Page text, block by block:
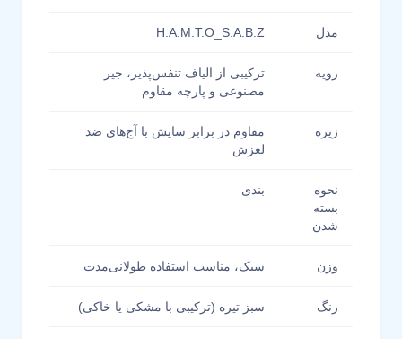
مدل H.A.M.T.O_S.A.B.Z
رویه
ترکیبی از الیاف تنفس‌پذیر، جیر
مصنوعی و پارچه مقاوم
زیره
مقاوم در برابر سایش با آج‌های ضد
لغزش
نحوه
بسته
شدن
بندی
وزن سبک، مناسب استفاده طولانی‌مدت
رنگ سبز تیره (ترکیبی با مشکی یا خاکی)